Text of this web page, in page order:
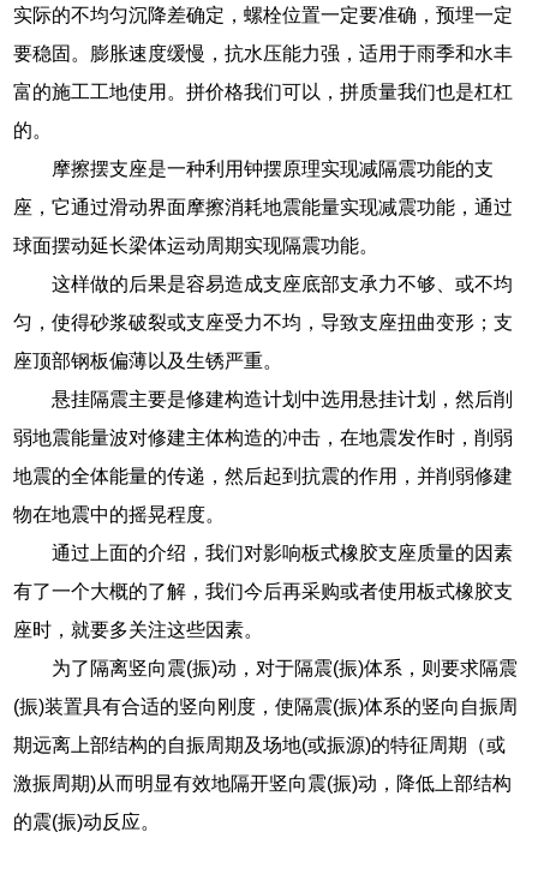
实际的不均匀沉降差确定，螺栓位置一定要准确，预埋一定
要稳固。膨胀速度缓慢，抗水压能力强，适用于雨季和水丰
富的施工工地使用。拼价格我们可以，拼质量我们也是杠杠
的。
摩擦摆支座是一种利用钟摆原理实现减隔震功能的支
座，它通过滑动界面摩擦消耗地震能量实现减震功能，通过
球面摆动延长梁体运动周期实现隔震功能。
这样做的后果是容易造成支座底部支承力不够、或不均
匀，使得砂浆破裂或支座受力不均，导致支座扭曲变形；支
座顶部钢板偏薄以及生锈严重。
悬挂隔震主要是修建构造计划中选用悬挂计划，然后削
弱地震能量波对修建主体构造的冲击，在地震发作时，削弱
地震的全体能量的传递，然后起到抗震的作用，并削弱修建
物在地震中的摇晃程度。
通过上面的介绍，我们对影响板式橡胶支座质量的因素
有了一个大概的了解，我们今后再采购或者使用板式橡胶支
座时，就要多关注这些因素。
为了隔离竖向震(振)动，对于隔震(振)体系，则要求隔震
(振)装置具有合适的竖向刚度，使隔震(振)体系的竖向自振周
期远离上部结构的自振周期及场地(或振源)的特征周期（或
激振周期)从而明显有效地隔开竖向震(振)动，降低上部结构
的震(振)动反应。